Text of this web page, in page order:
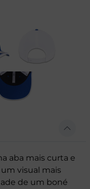
aba mais curta e
visual mais
de um boné